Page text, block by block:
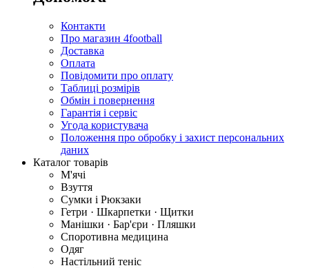
Контакти
Про магазин 4football
Доставка
Оплата
Повідомити про оплату
Таблиці розмірів
Обмін і повернення
Гарантія і сервіс
Угода користувача
Положення про обробку і захист персональних
даних
Каталог товарів
М'ячі
Взуття
Сумки і Рюкзаки
Гетри · Шкарпетки · Щитки
Манішки · Бар'єри · Пляшки
Споротивна медицина
Одяг
Настільний теніс